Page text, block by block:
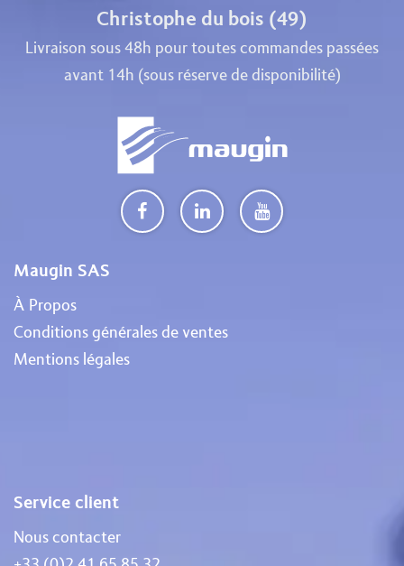
Christophe du bois (49)
Livraison sous 48h pour toutes commandes passées
avant 14h (sous réserve de disponibilité)
Maugin SAS
À Propos
Conditions générales de ventes
Mentions légales
Service client
Nous contacter